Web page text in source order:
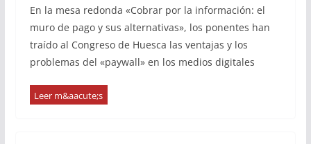
En la mesa redonda «Cobrar por la información: el
muro de pago y sus alternativas», los ponentes han
traído al Congreso de Huesca las ventajas y los
problemas del «paywall» en los medios digitales